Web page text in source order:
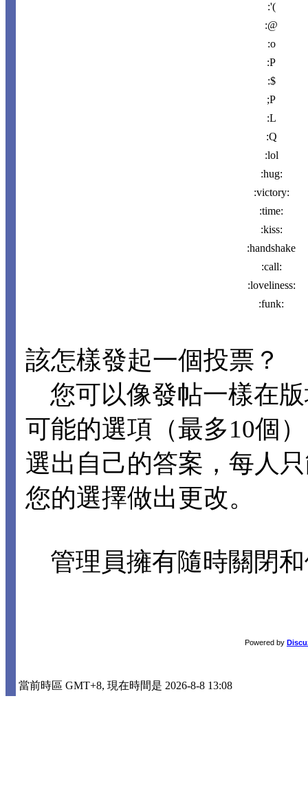
:'(
:@
:o
:P
:$
;P
:L
:Q
:lol
:hug:
:victory:
:time:
:kiss:
:handshake
:call:
:loveliness:
:funk:
該怎樣發起一個投票？
您可以像發帖一樣在
可能的選項（最多10個
選出自己的答案，每人
您的選擇做出更改。
管理員擁有隨時關閉
Powered by
當前時區 GMT+8, 現在時間是 2026-8-8 13:08